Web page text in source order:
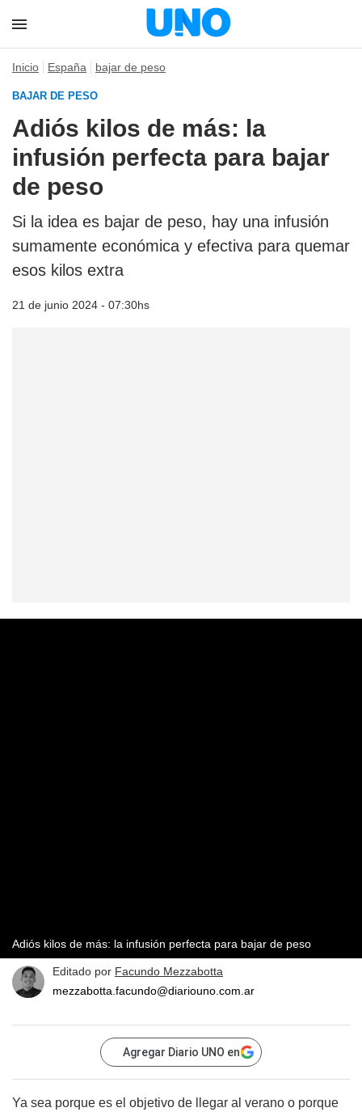
Inicio España bajar de peso
BAJAR DE PESO
Adiós kilos de más: la
infusión perfecta para bajar
de peso
Si la idea es bajar de peso, hay una infusión
sumamente económica y efectiva para quemar
esos kilos extra
21 de junio 2024 - 07:30hs
Adiós kilos de más: la infusión perfecta para bajar de peso
Editado por Facundo Mezzabotta
mezzabotta.facundo@diariouno.com.ar
Agregar Diario UNO en
Ya sea porque es el objetivo de llegar al verano o porque